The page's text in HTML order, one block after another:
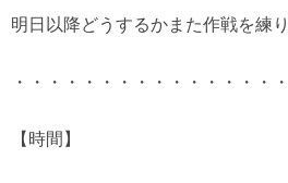
明日以降どうするかまた作戦を練
・・・・・・・・・・・・・・・
【時間】